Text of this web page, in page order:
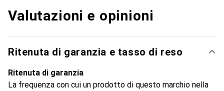
Valutazioni e opinioni
Ritenuta di garanzia e tasso di reso
Ritenuta di garanzia
La frequenza con cui un prodotto di questo marchio nella